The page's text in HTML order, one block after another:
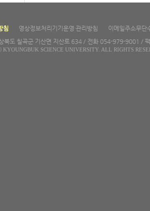
침 영상정보처리기기운영·관리방침
이메일주소무단
북도 칠곡군 기산면 지산로 634 / 전화 054-979-9001 /
SCIENCE UNIVERSITY. ALL RIGHTS